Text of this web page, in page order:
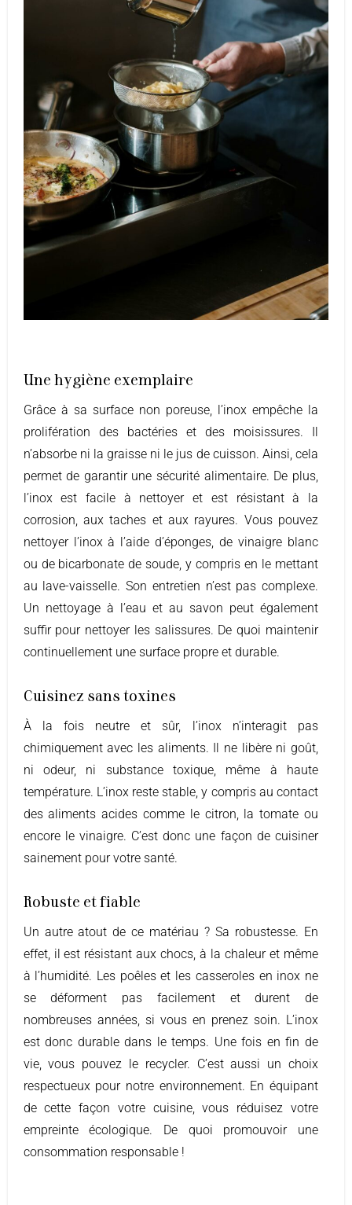
Une hygiène exemplaire
Grâce à sa surface non poreuse, l’inox empêche la
prolifération des bactéries et des moisissures. Il
n’absorbe ni la graisse ni le jus de cuisson. Ainsi, cela
permet de garantir une sécurité alimentaire. De plus,
l’inox est facile à nettoyer et est résistant à la
corrosion, aux taches et aux rayures. Vous pouvez
nettoyer l’inox à l’aide d’éponges, de vinaigre blanc
ou de bicarbonate de soude, y compris en le mettant
au lave-vaisselle. Son entretien n’est pas complexe.
Un nettoyage à l’eau et au savon peut également
suffir pour nettoyer les salissures. De quoi maintenir
continuellement une surface propre et durable.
Cuisinez sans toxines
Àla fois neutre et sûr, l’inox n’interagit pas
chimiquement avec les aliments. Il ne libère ni goût,
ni odeur, ni substance toxique, même à haute
température. L’inox reste stable, y compris au contact
des aliments acides comme le citron, la tomate ou
encore le vinaigre. C’est donc une façon de cuisiner
sainement pour votre santé.
Robuste et fiable
Un autre atout de ce matériau ? Sa robustesse. En
effet, il est résistant aux chocs, à la chaleur et même
à l’humidité. Les poêles et les casseroles en inox ne
se déforment pas facilement et durent de
nombreuses années, si vous en prenez soin. L’inox
est donc durable dans le temps. Une fois en fin de
vie, vous pouvez le recycler. C’est aussi un choix
respectueux pour notre environnement. En équipant
de cette façon votre cuisine, vous réduisez votre
empreinte écologique. De quoi promouvoir une
consommation responsable !